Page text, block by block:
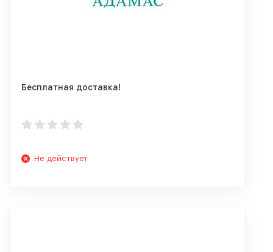
Бесплатная доставка!
Не действует